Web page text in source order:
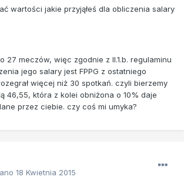
wartości jakie przyjąłeś dla obliczenia salary
27 meczów, więc zgodnie z II.1.b. regulaminu
jego salary jest FPPG z ostatniego
więcej niż 30 spotkań. czyli bierzemy
46,55, która z kolei obniżona o 10% daje
przez ciebie. czy coś mi umyka?
18 Kwietnia 2015